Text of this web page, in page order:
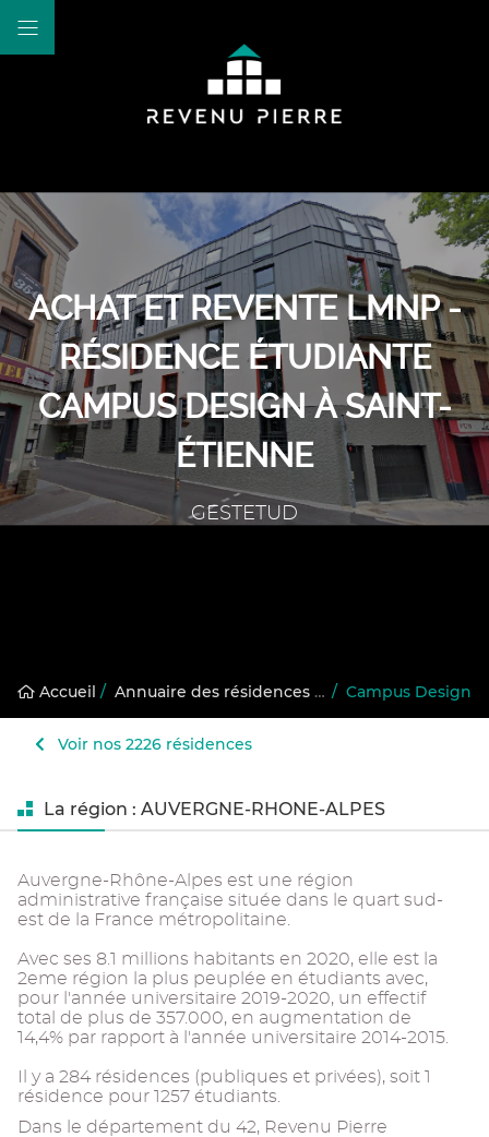
ACHAT ET REVENTE LMNP -
RÉSIDENCE ÉTUDIANTE
CAMPUS DESIGN À SAINT-
ÉTIENNE
GESTETUD
Accueil / Annuaire des résidences gérées / Campus Design
Voir nos 2226 résidences
La région : AUVERGNE-RHONE-ALPES
Auvergne-Rhône-Alpes est une région
administrative française située dans le quart sud-
est de la France métropolitaine.
Avec ses 8.1 millions habitants en 2020, elle est la
2eme région la plus peuplée en étudiants avec,
pour l'année universitaire 2019-2020, un effectif
total de plus de 357.000, en augmentation de
14,4% par rapport à l'année universitaire 2014-2015.
Il y a 284 résidences (publiques et privées), soit 1
résidence pour 1257 étudiants.
Dans le département du 42, Revenu Pierre